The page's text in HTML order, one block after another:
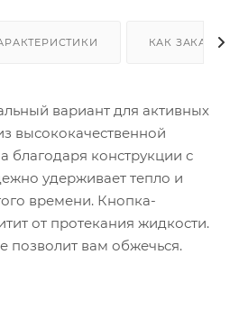
КАК ЗАКАЗАТЬ
вариант для активных
высококачественной
благодаря конструкции с
удерживает тепло и
времени. Кнопка-
от протекания жидкости.
позволит вам обжечься.